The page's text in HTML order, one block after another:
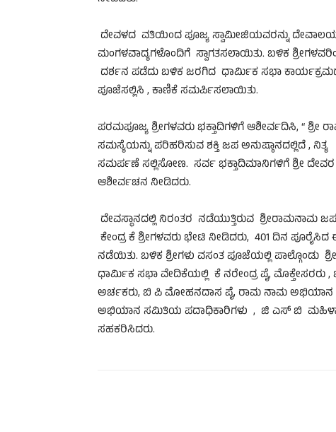
ದೇವಳದ ವತಿಯಿಂದ ಪೂಜ್ಯ ಸ್ವಾಮೀಜಿಯವರನ್ನು
ಮಂಗಳವಾದ್ಯಗಳೊಂದಿಗೆ ಸ್ವಾಗತಸಲಾಯಿತು. ಬಳಿಕ
ದರ್ಶನ ಪಡೆದು ಬಳಿಕ ಜರಗಿದ ಧಾರ್ಮಿಕ ಸಭಾ
ಪೂಜೆಸಲ್ಲಿಸಿ , ಕಾಣಿಕೆ ಸಮರ್ಪಿಸಲಾಯಿತು.
ಪರಮಪೂಜ್ಯ ಶ್ರೀಗಳವರು ಭಕ್ತಾದಿಗಳಿಗೆ ಆಶೀರ್ವದಿಸಿ, “
ಸಮಸ್ಯೆಯನ್ನು ಪರಿಹರಿಸುವ ಶಕ್ತಿ ಜಪ ಅನುಷ್ಠಾನದಲ್ಲಿದೆ , ನಿತ್ಯ
ಸಮರ್ಪಣೆ ಸಲ್ಲಿಸೋಣ. ಸರ್ವ ಭಕ್ತಾದಿಮಾನಿಗಳಿಗೆ ಶ್ರೀ ದೇವರ
ಆಶೀರ್ವಚನ ನೀಡಿದರು.
ದೇವಸ್ಥಾನದಲ್ಲಿ ನಿರಂತರ ನಡೆಯುತ್ತಿರುವ ಶ್ರೀರಾಮನಾಮ
ಕೇಂದ್ರ ಕೆ ಶ್ರೀಗಳವರು ಭೇಟಿ ನೀಡಿದರು, 401 ದಿನ
ನಡೆಯಿತು. ಬಳಿಕ ಶ್ರೀಗಳು ವಸಂತ ಪೂಜೆಯಲ್ಲಿ ಪಾಲ್ಗೊಂಡು
ಧಾರ್ಮಿಕ ಸಭಾ ವೇದಿಕೆಯಲ್ಲಿ ಕೆ ನರೇಂದ್ರ ಪೈ, ಮೊಕ್ತೇಸರರು
ಅರ್ಚಕರು, ಬಿ ಪಿ ಮೋಹನದಾಸ ಪೈ, ರಾಮ ನಾಮ ಅಭಿಯಾನ
ಅಭಿಯಾನ ಸಮಿತಿಯ ಪದಾಧಿಕಾರಿಗಳು , ಜಿ ಎಸ್ ಬಿ
ಸಹಕರಿಸಿದರು.